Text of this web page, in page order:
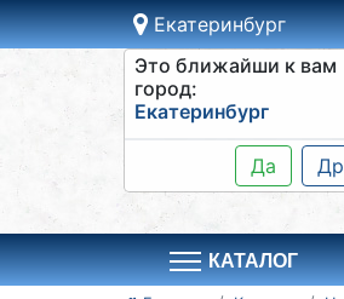
Екатеринбург
Это ближайши к вам
город:
Екатеринбург
Да
Шкафы
КАТАЛОГ